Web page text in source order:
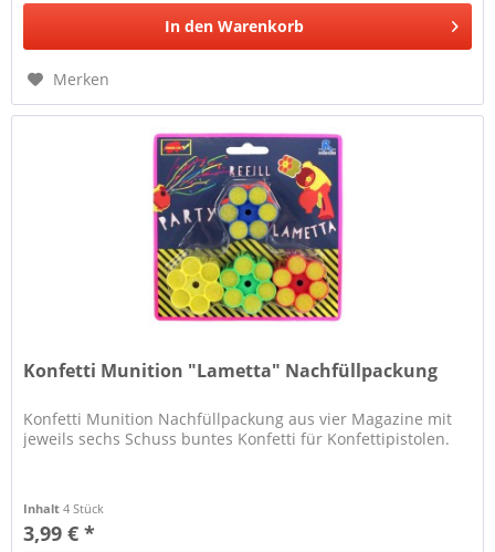
In den Warenkorb
Merken
Konfetti Munition "Lametta" Nachfüllpackung
Konfetti Munition Nachfüllpackung aus vier Magazine mit
jeweils sechs Schuss buntes Konfetti für Konfettipistolen.
Inhalt4 Stück
3,99 € *